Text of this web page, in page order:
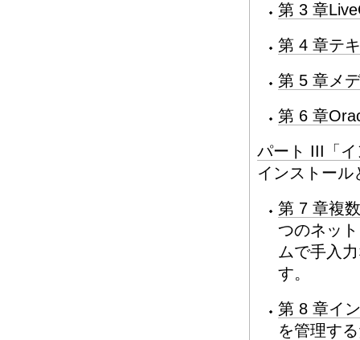
第 3 章
第 4 章テ
第 5 章メ
第 6 章
パート III「
インストー
第 7 章複
つのネッ
ムで手入
す。
第 8 章イ
を管理す